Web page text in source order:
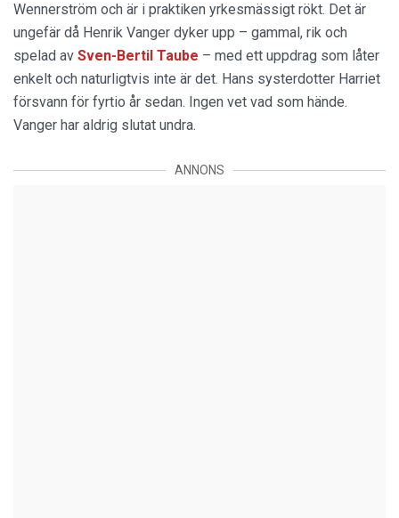
Wennerström och är i praktiken yrkesmässigt rökt. Det är
ungefär då Henrik Vanger dyker upp – gammal, rik och
spelad av Sven-Bertil Taube – med ett uppdrag som låter
enkelt och naturligtvis inte är det. Hans systerdotter Harriet
försvann för fyrtio år sedan. Ingen vet vad som hände.
Vanger har aldrig slutat undra.
ANNONS